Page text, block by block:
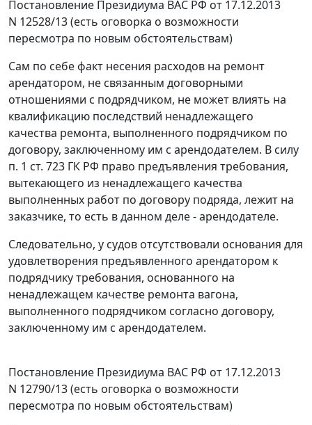
Постановление Президиума ВАС РФ от 17.12.2013
N 12528/13 (есть оговорка о возможности
пересмотра по новым обстоятельствам)
Сам по себе факт несения расходов на ремонт
арендатором, не связанным договорными
отношениями с подрядчиком, не может влиять на
квалификацию последствий ненадлежащего
качества ремонта, выполненного подрядчиком по
договору, заключенному им с арендодателем. В силу
п. 1 ст. 723 ГК РФ право предъявления требования,
вытекающего из ненадлежащего качества
выполненных работ по договору подряда, лежит на
заказчике, то есть в данном деле - арендодателе.
Следовательно, у судов отсутствовали основания для
удовлетворения предъявленного арендатором к
подрядчику требования, основанного на
ненадлежащем качестве ремонта вагона,
выполненного подрядчиком согласно договору,
заключенному им с арендодателем.
Постановление Президиума ВАС РФ от 17.12.2013
N 12790/13 (есть оговорка о возможности
пересмотра по новым обстоятельствам)